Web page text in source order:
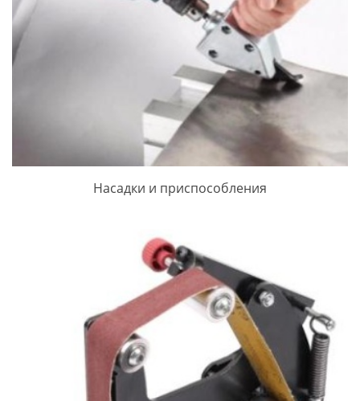
ПРОСМОТРЕТЬ ЗАПИСЬ
Насадки и приспособления